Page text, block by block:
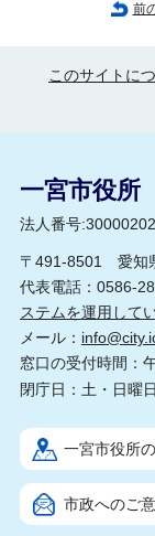
前
このサイトに
一宮市役所
法人番号
〒491-8501 愛知
代表電話：0586-
ステムを運用して
メール：
窓口の受付時間：
閉庁日：土・日曜
一宮市役所
市政へのご